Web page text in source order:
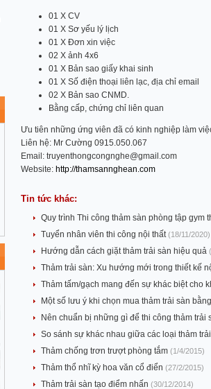
01 X CV
01 X Sơ yếu lý lịch
01 X Đơn xin việc
02 X ảnh 4x6
01 X Bản sao giấy khai sinh
01 X Số điện thoại liên lạc, địa chỉ email
02 X Bản sao CNMD.
Bằng cấp, chứng chỉ liên quan
Ưu tiên những ứng viên đã có kinh nghiệp làm
Liên hệ: Mr Cường 0915.050.067
Email: truyenthongcongnghe@gmail.com
Website: http://thamsannghean.com
Tin tức khác:
Quy trình Thi công thảm sàn phòng tập gym
Tuyển nhân viên thi công nội thất(18/11/2020)
Hướng dẫn cách giặt thảm trải sàn hiệu quả
Thảm trải sàn: Xu hướng mới trong thiết kế
Thảm tấm/gạch mang đến sự khác biệt cho
Một số lưu ý khi chọn mua thảm trải sàn
Nên chuẩn bị những gì để thi công thảm trải
So sánh sự khác nhau giữa các loại thảm
Thảm chống trơn trượt phòng tắm (1/4/2015)
Thảm thổ nhĩ kỳ hoa văn cổ điển (27/2/2015)
Thảm trải sàn tạo điểm nhấn (30/12/2014)